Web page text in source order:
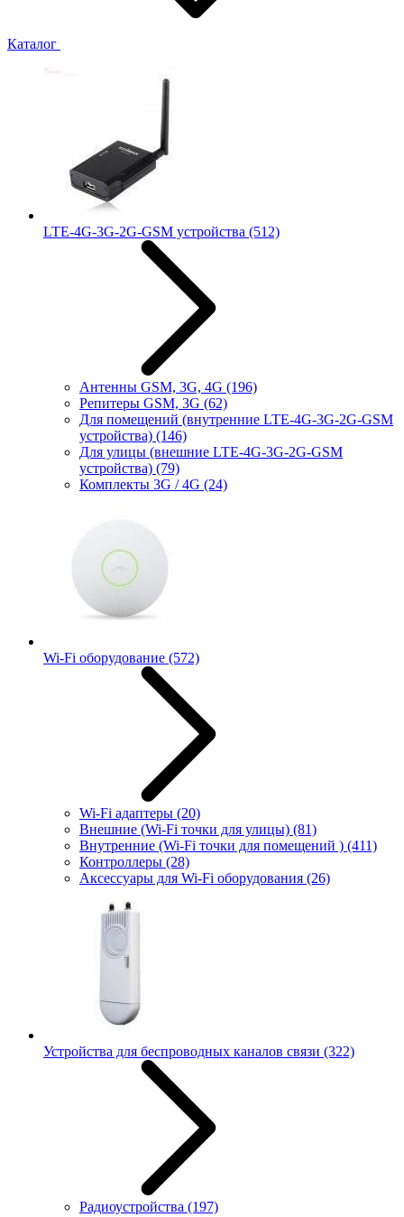
Каталог
LTE-4G-3G-2G-GSM устройства (512)
Антенны GSM, 3G, 4G (196)
Репитеры GSM, 3G (62)
Для помещений (внутренние LTE-4G-3G-2G-GSM
устройства) (146)
Для улицы (внешние LTE-4G-3G-2G-GSM
устройства) (79)
Комплекты 3G / 4G (24)
Wi-Fi оборудование (572)
Wi-Fi адаптеры (20)
Внешние (Wi-Fi точки для улицы) (81)
Внутренние (Wi-Fi точки для помещений ) (411)
Контроллеры (28)
Аксессуары для Wi-Fi оборудования (26)
Устройства для беспроводных каналов связи (322)
Радиоустройства (197)